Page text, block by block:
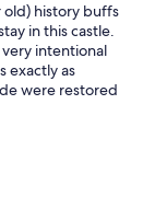
old) history buffs
in this castle.
intentional
exactly as
were restored